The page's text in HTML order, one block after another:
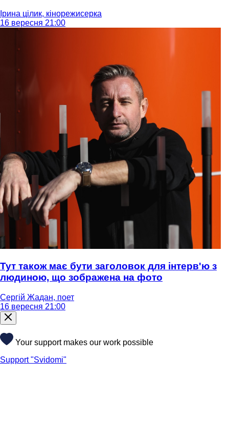
Ірина цілик, кінорежисерка
16 вересня 21:00
Тут також має бути заголовок для інтерв'ю з
людиною, що зображена на фото
Сергій Жадан, поет
16 вересня 21:00
Your support makes our work possible
Support "Svidomi"